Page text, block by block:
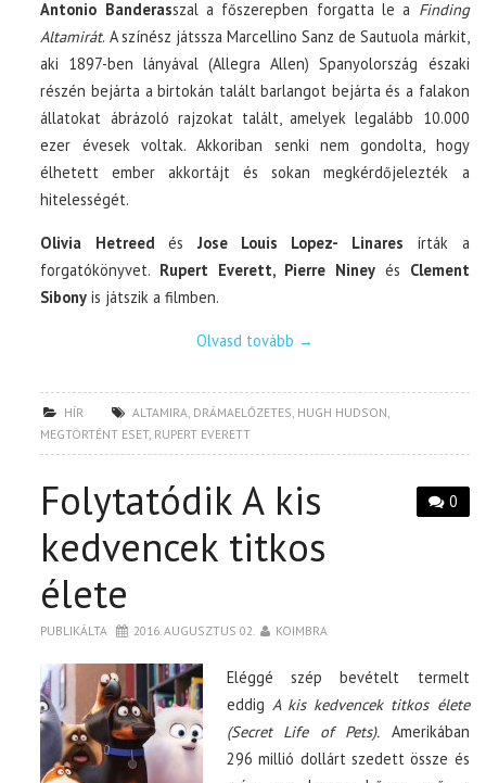
Antonio Banderasszal a főszerepben forgatta le a Finding
Altamirát. A színész játssza Marcellino Sanz de Sautuola márkit,
aki 1897-ben lányával (Allegra Allen) Spanyolország északi
részén bejárta a birtokán talált barlangot bejárta és a falakon
állatokat ábrázoló rajzokat talált, amelyek legalább 10.000
ezer évesek voltak. Akkoriban senki nem gondolta, hogy
élhetett ember akkortájt és sokan megkérdőjelezték a
hitelességét.
Olivia Hetreed és Jose Louis Lopez- Linares írták a
forgatókönyvet. Rupert Everett, Pierre Niney és Clement
Sibony is játszik a filmben.
Olvasd tovább →
HÍR ALTAMIRA DRÁMAELŐZETES HUGH HUDSON
MEGTÖRTÉNT ESET, RUPERT EVERETT
0
Folytatódik A kis
kedvencek titkos
élete
PUBLIKÁLTA 2016. AUGUSZTUS 02. KOIMBRA
Eléggé szép bevételt termelt
eddig A kis kedvencek titkos élete
(Secret Life of Pets). Amerikában
296 millió dollárt szedett össze és